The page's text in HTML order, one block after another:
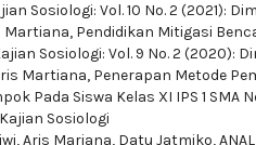
Sosiologi: Vol. 10 No. 2 (2021):
Martiana, Pendidikan Mitigasi
Sosiologi: Vol. 9 No. 2 (2020):
Martiana, Penerapan Metode
Pada Siswa Kelas XI IPS 1 SMA
Sosiologi
Aris Mariana, Datu Jatmiko,